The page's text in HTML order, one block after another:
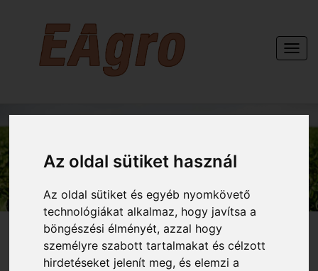
Az oldal sütiket használ
Az oldal sütiket és egyéb nyomkövető
technológiákat alkalmaz, hogy javítsa a
böngészési élményét, azzal hogy
személyre szabott tartalmakat és célzott
hirdetéseket jelenít meg, és elemzi a
KAPCSOLAT